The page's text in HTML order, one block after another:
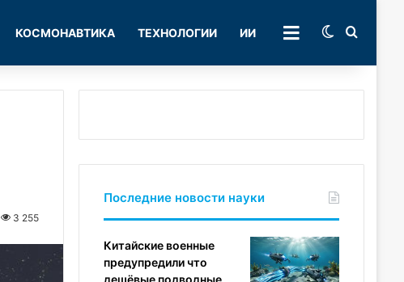
КОСМОНАВТИКА ТЕХНОЛОГИИ ИИ РУБРИКИSwitch skin
3 255
Последние новости науки
Китайские военные
предупредили что
дешёвые подводные